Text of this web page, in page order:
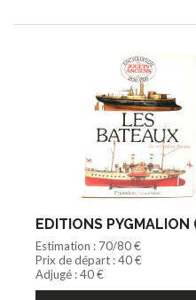
EDITIONS PYGMALION
Estimation : 70/80 €
Prix de départ : 40 €
Adjugé : 40 €